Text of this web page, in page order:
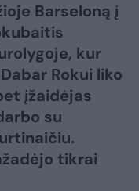
Barseloną į
kur
Rokui liko
įžaidėjas
su
tikrai